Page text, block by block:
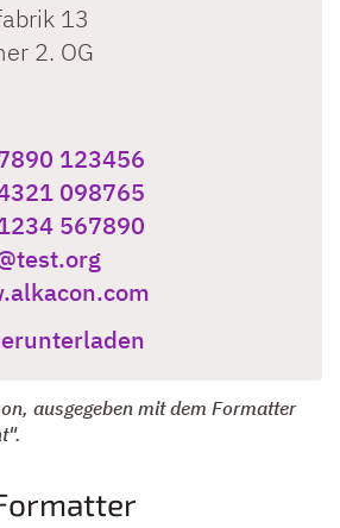
13
2. OG
123456
098765
567890
ausgegeben mit dem Formatter